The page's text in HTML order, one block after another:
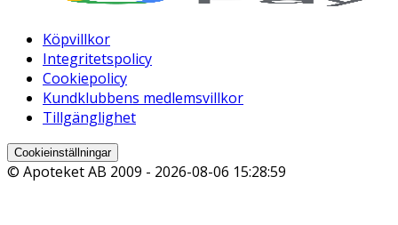
Köpvillkor
Integritetspolicy
Cookiepolicy
Kundklubbens medlemsvillkor
Tillgänglighet
Cookieinställningar
© Apoteket AB 2009 - 2026-08-06 15:28:59